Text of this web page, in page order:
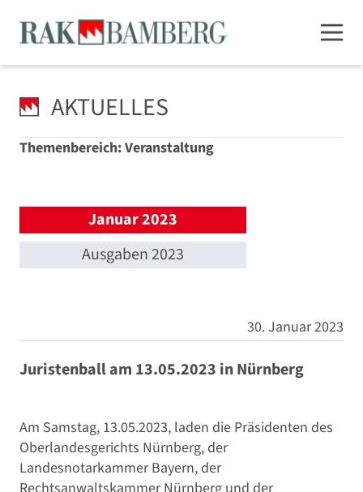
AKTUELLES
Themenbereich: Veranstaltung
Januar 2023
Ausgaben 2023
30. Januar 2023
Juristenball am 13.05.2023 in Nürnberg
Am Samstag, 13.05.2023, laden die Präsidenten des
Oberlandesgerichts Nürnberg, der
Landesnotarkammer Bayern, der